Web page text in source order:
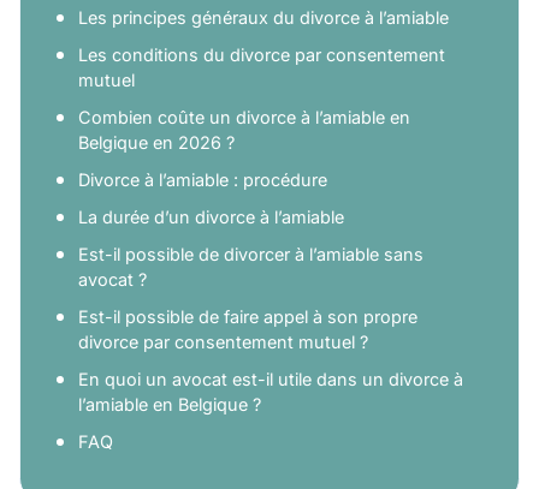
Les principes généraux du divorce à l’amiable
Les conditions du divorce par consentement
mutuel
Combien coûte un divorce à l’amiable en
Belgique en 2026 ?
Divorce à l’amiable : procédure
La durée d’un divorce à l’amiable
Est-il possible de divorcer à l’amiable sans
avocat ?
Est-il possible de faire appel à son propre
divorce par consentement mutuel ?
En quoi un avocat est-il utile dans un divorce à
l’amiable en Belgique ?
FAQ